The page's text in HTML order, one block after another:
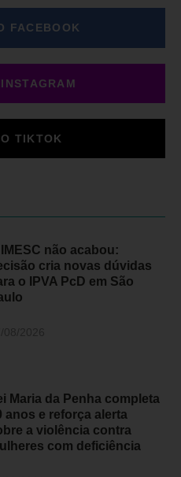
FACEBOOK
TIKTOK
IMESC não acabou:
cria novas dúvidas
o IPVA PcD em São
Maria da Penha completa
anos e reforça alerta
a violência contra
com deficiência